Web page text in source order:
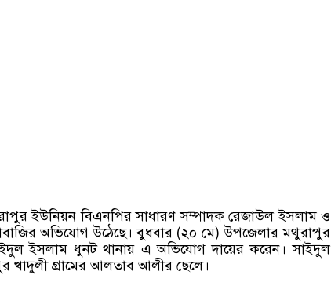
ইউনিয়ন বিএনপির সাধারণ সম্পাদক রেজাউল ইসলাম ও
অভিযোগ উঠেছে। বুধবার (২০ মে) উপজেলার মথুরাপুর
ইসলাম ধুনট থানায় এ অভিযোগ দায়ের করেন। সাইদুল
গ্রামের আলতাব আলীর ছেলে।